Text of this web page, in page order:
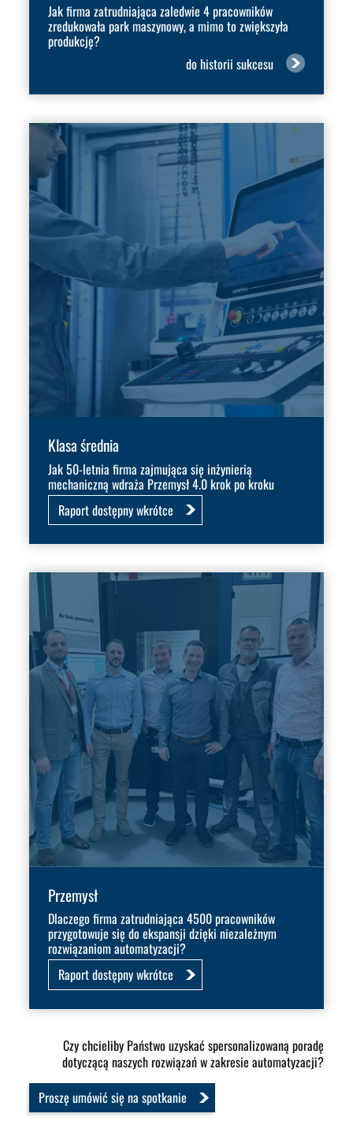
Jak firma zatrudniająca zaledwie 4 pracowników
zredukowała park maszynowy, a mimo to zwiększyła
produkcję?
do historii sukcesu
Klasa średnia
Jak 50-letnia firma zajmująca się inżynierią
mechaniczną wdraża Przemysł 4.0 krok po kroku
Raport dostępny wkrótce
Przemysł
Dlaczego firma zatrudniająca 4500 pracowników
przygotowuje się do ekspansji dzięki niezależnym
rozwiązaniom automatyzacji?
Raport dostępny wkrótce
Czy chcieliby Państwo uzyskać spersonalizowaną poradę
dotyczącą naszych rozwiązań w zakresie automatyzacji?
Proszę umówić się na spotkanie